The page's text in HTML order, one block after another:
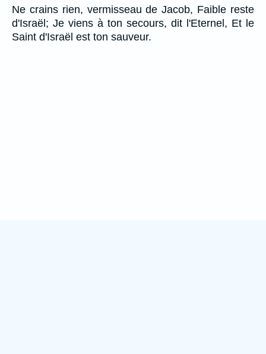
Ne crains rien, vermisseau de Jacob, Faible reste
d'Israël; Je viens à ton secours, dit l'Eternel, Et le
Saint d'Israël est ton sauveur.